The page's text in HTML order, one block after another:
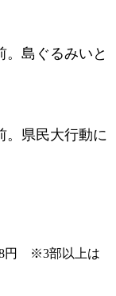
。島ぐるみいと
。県民大行動に
円 ※3部以上は